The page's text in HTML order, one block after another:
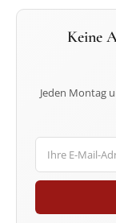
Keine
Jeden Montag